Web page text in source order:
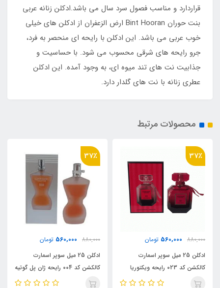
قراردارد و مناسب فصول سرد سال می باشد.ادکلن زنانه عربی
بنت حوران Bint Hooran ارض الزعفران از ادکلن های خیلی
خوب عربی می باشد. این ادکلن با رایحه ای منحصر به فرد،
جرو رایحه های شرقی محسوب می شود. با حساسیت و
جذابیت نت های تند میوه ای، به وجود آمده. این ادکلن
عطری زنانه با نت های گلدار دارد.
محصولات مرتبط
880,000
560,000
ادکلن 25 میل سوپر اسمارت
کالکشن کد 004 رایحه ژان پل گوتیه
کلاسیک زنانه Jean Paul Gaultier
1,515,000
610,000
ادکلن 30 میل روونا مدل
بلوم پوکت رایحه میس دیور